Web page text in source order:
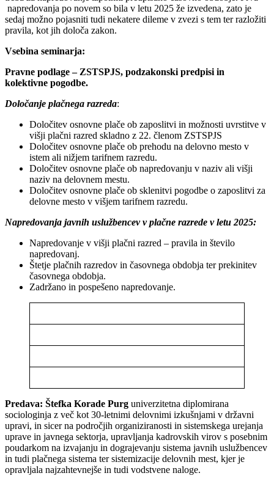
napredovanja po novem so bila v letu 2025 že izvedena, zato je
sedaj možno pojasniti tudi nekatere dileme v zvezi s tem ter razložiti
pravila, kot jih določa zakon.
Vsebina seminarja:
Pravne podlage – ZSTSPJS, podzakonski predpisi in
kolektivne pogodbe.
Določanje plačnega razreda:
Določitev osnovne plače ob zaposlitvi in možnosti uvrstitve v
višji plačni razred skladno z 22. členom ZSTSPJS
Določitev osnovne plače ob prehodu na delovno mesto v
istem ali nižjem tarifnem razredu.
Določitev osnovne plače ob napredovanju v naziv ali višji
naziv na delovnem mestu.
Določitev osnovne plače ob sklenitvi pogodbe o zaposlitvi za
delovne mesto v višjem tarifnem razredu.
Napredovanja javnih uslužbencev v plačne razrede v letu 2025:
Napredovanje v višji plačni razred – pravila in število
napredovanj.
Štetje plačnih razredov in časovnega obdobja ter prekinitev
časovnega obdobja.
Zadržano in pospešeno napredovanje.
Predava: Štefka Korade Purg univerzitetna diplomirana
sociologinja z več kot 30-letnimi delovnimi izkušnjami v državni
upravi, in sicer na področjih organiziranosti in sistemskega urejanja
uprave in javnega sektorja, upravljanja kadrovskih virov s posebnim
poudarkom na izvajanju in dograjevanju sistema javnih uslužbencev
in tudi plačnega sistema ter sistemizacije delovnih mest, kjer je
opravljala najzahtevnejše in tudi vodstvene naloge.